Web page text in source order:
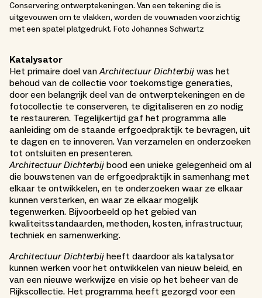
Conservering ontwerptekeningen. Van een tekening die is
uitgevouwen om te vlakken, worden de vouwnaden voorzichtig
met een spatel platgedrukt. Foto Johannes Schwartz
Katalysator
Het primaire doel vanArchitectuur Dichterbij was het
behoud van de collectie voor toekomstige generaties,
door een belangrijk deel van de ontwerptekeningen en de
fotocollectie te conserveren, te digitaliseren en zo nodig
te restaureren. Tegelijkertijd gaf het programma alle
aanleiding om de staande erfgoedpraktijk te bevragen, uit
te dagen en te innoveren. Van verzamelen en onderzoeken
tot ontsluiten en presenteren.
Architectuur Dichterbij bood een unieke gelegenheid om al
die bouwstenen van de erfgoedpraktijk in samenhang met
elkaar te ontwikkelen, en te onderzoeken waar ze elkaar
kunnen versterken, en waar ze elkaar mogelijk
tegenwerken. Bijvoorbeeld op het gebied van
kwaliteitsstandaarden, methoden, kosten, infrastructuur,
techniek en samenwerking.
Architectuur Dichterbij heeft daardoor als katalysator
kunnen werken voor het ontwikkelen van nieuw beleid, en
van een nieuwe werkwijze en visie op het beheer van de
Rijkscollectie. Het programma heeft gezorgd voor een